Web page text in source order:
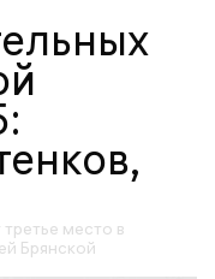
место в
Брянской